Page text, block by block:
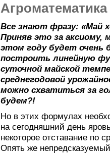
Агроматематика
Все знают фразу: «Май
Приняв это за
этом году будет очень
построить линейную
суточной майской
среднегодовой
можно схватиться за
будем?!
Но в этих формулах
на сегодняшний день
некоторое отставание по
Опять же